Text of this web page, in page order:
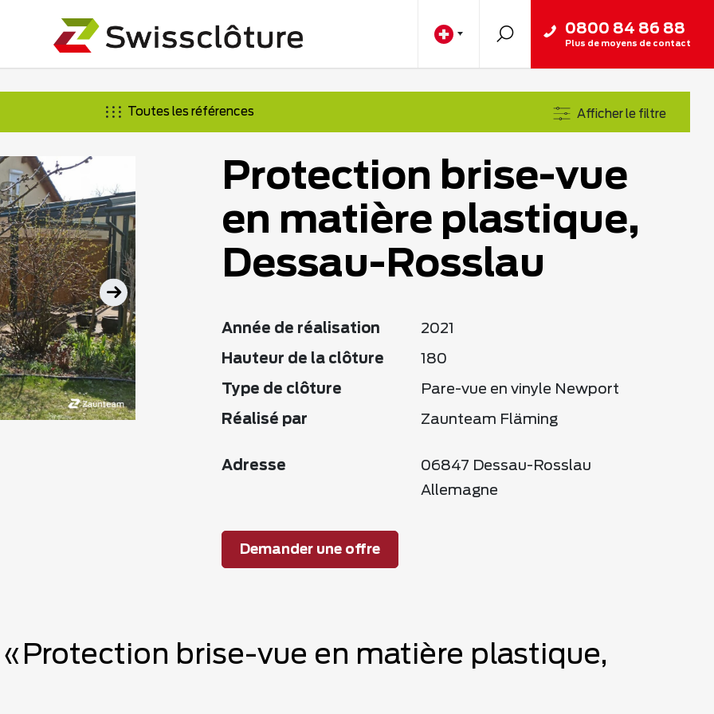
0800 84 86 88
Plus de moyens de contact
Toutes les références Afficher le filtre
Protection brise-vue
en matière plastique,
Dessau-Rosslau
Année de réalisation 2021
Hauteur de la clôture 180
Type de clôture Pare-vue en vinyle Newport
Réalisé par Zaunteam Fläming
Adresse
06847 Dessau-Rosslau
Allemagne
Demander une offre
brise-vue en matière plastique,